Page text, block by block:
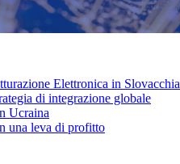
Elettronica in Slovacchia
di integrazione globale
Ucraina
una leva di profitto